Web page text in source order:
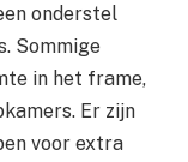
onderstel
Sommige
in het frame,
Er zijn
voor extra